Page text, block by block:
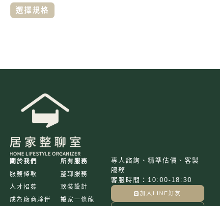
選擇規格
頁
面
關於我們
服務條款
人才招募
成為廠商夥伴
所有服務
整聊服務
軟裝設計
搬家一條龍
專人諮詢、精準估價、客製
服務
客服時間：10:00-18:30
加入LINE好友